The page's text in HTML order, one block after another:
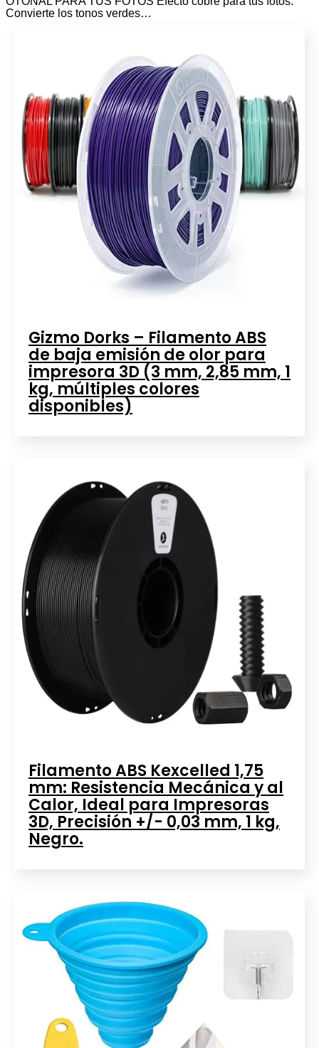
Convierte los tonos verdes…
Gizmo Dorks – Filamento ABS
de baja emisión de olor para
impresora 3D (3 mm, 2,85 mm, 1
kg, múltiples colores
disponibles)
Filamento ABS Kexcelled 1,75
mm: Resistencia Mecánica y al
Calor, Ideal para Impresoras
3D, Precisión +/- 0,03 mm, 1 kg,
Negro.